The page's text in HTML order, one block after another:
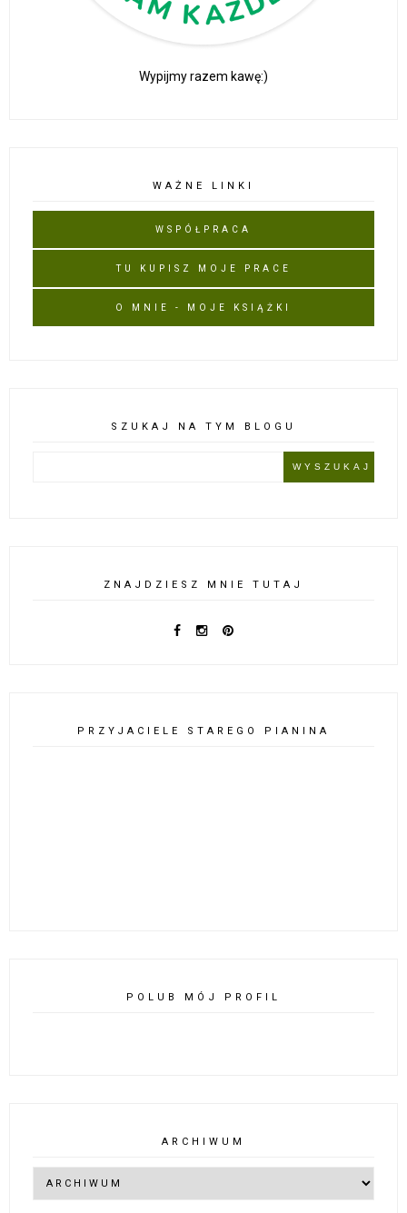
Wypijmy razem kawę:)
WAŻNE LINKI
WSPÓŁPRACA
TU KUPISZ MOJE PRACE
O MNIE - MOJE KSIĄŻKI
SZUKAJ NA TYM BLOGU
ZNAJDZIESZ MNIE TUTAJ
PRZYJACIELE STAREGO PIANINA
POLUB MÓJ PROFIL
ARCHIWUM